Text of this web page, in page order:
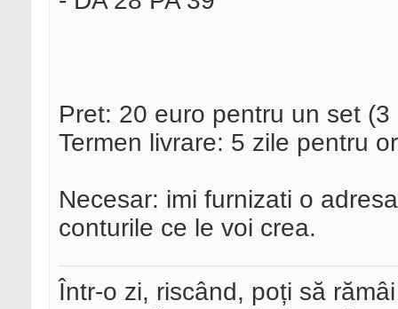
Pret: 20 euro pentru un set
Termen livrare: 5 zile pentru
Necesar: imi furnizati o
conturile ce le voi crea.
Într-o zi, riscând, poți să